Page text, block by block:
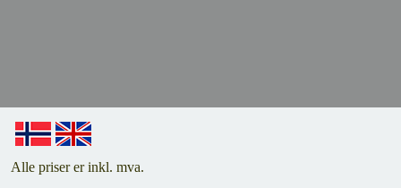
Alle priser er inkl. mva.